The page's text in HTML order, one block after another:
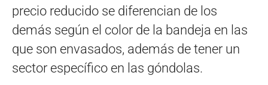
precio reducido se diferencian de los
demás según el color de la bandeja en las
que son envasados, además de tener un
sector específico en las góndolas.